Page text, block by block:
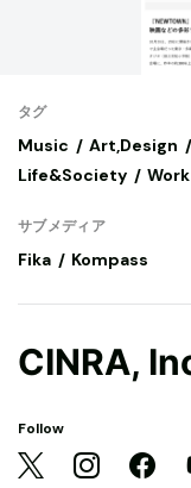
タグ
Music Art,Design
Life&Society
Work
サブメディア
Fika Kompass
CINRA,
Follow